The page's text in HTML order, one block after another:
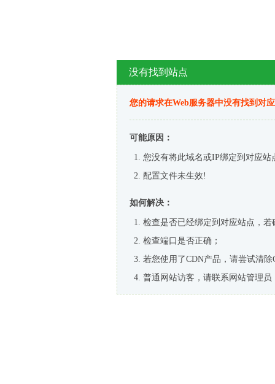
没有找到站点
您的请求在Web服务器中没有找到对
可能原因：
您没有将此域名或IP绑定到对应站
配置文件未生效!
如何解决：
检查是否已经绑定到对应站点，
检查端口是否正确；
若您使用了CDN产品，请尝试清除
普通网站访客，请联系网站管理员